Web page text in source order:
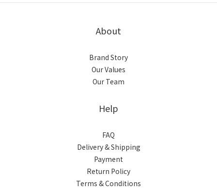
About
Brand Story
Our Values
Our Team
Help
FAQ
Delivery & Shipping
Payment
Return Policy
Terms & Conditions